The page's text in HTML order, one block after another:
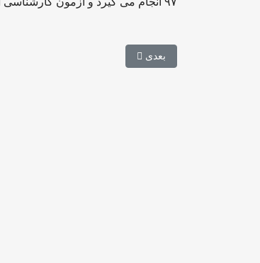
مطلب بعدی: توزیع کارت اعتباری میان
بعدی